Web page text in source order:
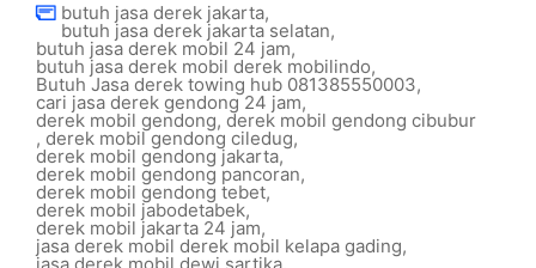
butuh jasa derek jakarta,
butuh jasa derek jakarta selatan,
butuh jasa derek mobil 24 jam,
butuh jasa derek mobil derek mobilindo,
Butuh Jasa derek towing hub 081385550003,
cari jasa derek gendong 24 jam,
derek mobil gendong, derek mobil gendong cibubur
, derek mobil gendong ciledug,
derek mobil gendong jakarta,
derek mobil gendong pancoran,
derek mobil gendong tebet,
derek mobil jabodetabek,
derek mobil jakarta 24 jam,
jasa derek mobil derek mobil kelapa gading,